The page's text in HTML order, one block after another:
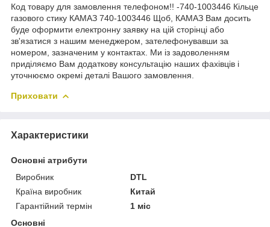
Код товару для замовлення телефоном!! -740-1003446 Кільце
газового стику КАМАЗ 740-1003446 Щоб, КАМАЗ Вам досить
буде оформити електронну заявку на цій сторінці або
зв'язатися з нашим менеджером, зателефонувавши за
номером, зазначеним у контактах. Ми із задоволенням
приділяємо Вам додаткову консультацію наших фахівців і
уточнюємо окремі деталі Вашого замовлення.
Приховати
Характеристики
Основні атрибути
Виробник
DTL
Країна виробник
Китай
Гарантійний термін
1 міс
Основні